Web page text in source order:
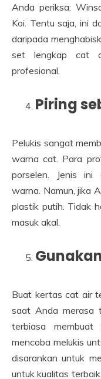
Anda periksa:
Koi. Tentu saja, ini
daripada
set lengkap cat
profesional.
Piring
Pelukis sangat
warna cat. Para
porselen. Jenis ini
warna. Namun, jika
plastik putih. Tidak
masuk akal.
Buat kertas cat air
saat Anda merasa
terbiasa
mencoba melukis
disarankan untuk
untuk kualitas